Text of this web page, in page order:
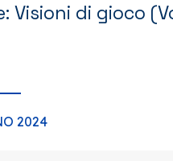
Visioni di gioco
2024